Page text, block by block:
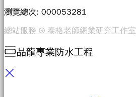
瀏覽總次: 000053281
總站服務 ® 泰格老師網業研究工作室
品龍專業防水工程